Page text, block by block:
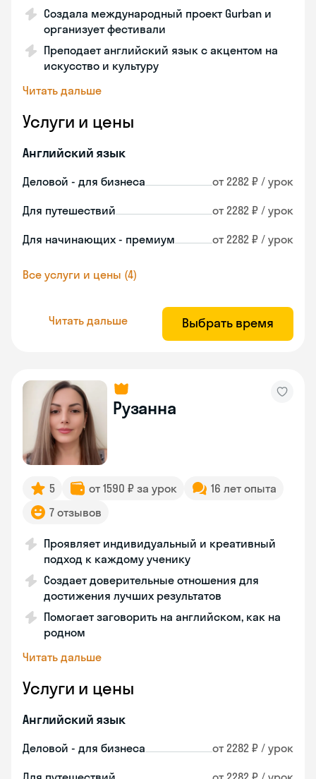
Создала международный проект Gurban и
организует фестивали
Преподает английский язык с акцентом на
искусство и культуру
Читать дальше
Услуги и цены
Английский язык
Деловой - для бизнеса от 2282 ₽ / урок
Для путешествий от 2282 ₽ / урок
Для начинающих - премиум от 2282 ₽ / урок
Все услуги и цены (4)
Читать дальше Выбрать время
Рузанна
5 от 1590 ₽ за урок
16 лет опыта
7 отзывов
Проявляет индивидуальный и креативный
подход к каждому ученику
Создает доверительные отношения для
достижения лучших результатов
Помогает заговорить на английском, как на
родном
Читать дальше
Услуги и цены
Английский язык
Деловой - для бизнеса от 2282 ₽ / урок